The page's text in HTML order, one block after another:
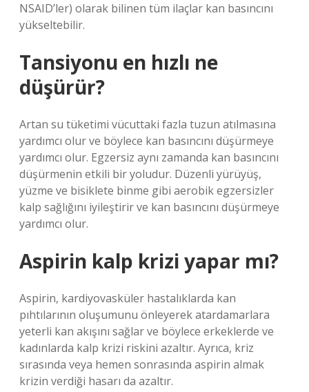
NSAID’ler) olarak bilinen tüm ilaçlar kan basıncını
yükseltebilir.
Tansiyonu en hızlı ne
düşürür?
Artan su tüketimi vücuttaki fazla tuzun atılmasına
yardımcı olur ve böylece kan basıncını düşürmeye
yardımcı olur. Egzersiz aynı zamanda kan basıncını
düşürmenin etkili bir yoludur. Düzenli yürüyüş,
yüzme ve bisiklete binme gibi aerobik egzersizler
kalp sağlığını iyileştirir ve kan basıncını düşürmeye
yardımcı olur.
Aspirin kalp krizi yapar mı?
Aspirin, kardiyovasküler hastalıklarda kan
pıhtılarının oluşumunu önleyerek atardamarlara
yeterli kan akışını sağlar ve böylece erkeklerde ve
kadınlarda kalp krizi riskini azaltır. Ayrıca, kriz
sırasında veya hemen sonrasında aspirin almak
krizin verdiği hasarı da azaltır.